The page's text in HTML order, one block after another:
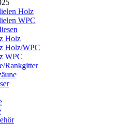
Holz
WPC
Holz
Holz/WPC
WPC
Rankgitter